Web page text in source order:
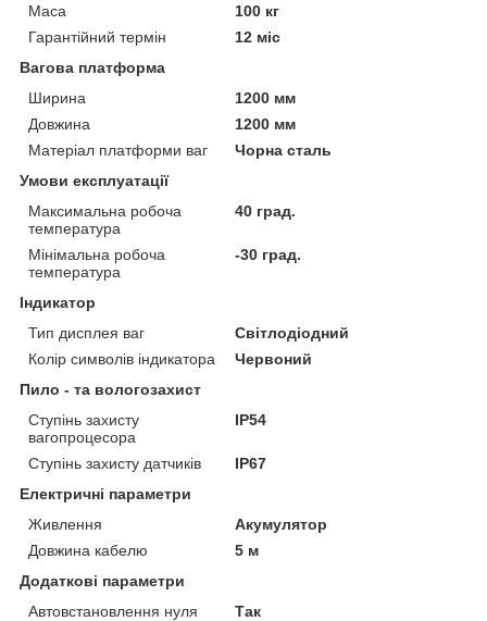
Маса
100 кг
Гарантійний термін
12 міс
Вагова платформа
Ширина
1200 мм
Довжина
1200 мм
Матеріал платформи ваг
Чорна сталь
Умови експлуатації
Максимальна робоча
температура
40 град.
Мінімальна робоча
температура
-30 град.
Індикатор
Тип дисплея ваг
Світлодіодний
Колір символів індикатора
Червоний
Пило - та вологозахист
Ступінь захисту
вагопроцесора
IP54
Ступінь захисту датчиків
IP67
Електричні параметри
Живлення
Акумулятор
Довжина кабелю
5 м
Додаткові параметри
Автовстановлення нуля
Так